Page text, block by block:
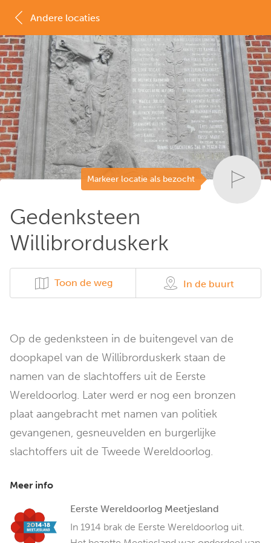
Markeer locatie als bezocht
Gedenksteen
Willibrorduskerk
Toon de weg In de buurt
Op de gedenksteen in de buitengevel van de
doopkapel van de Willibrorduskerk staan de
namen van de slachtoffers uit de Eerste
Wereldoorlog. Later werd er nog een bronzen
plaat aangebracht met namen van politiek
gevangenen, gesneuvelden en burgerlijke
slachtoffers uit de Tweede Wereldoorlog.
Meer info
Eerste Wereldoorlog Meetjesland
In 1914 brak de Eerste Wereldoorlog uit.
Andere locaties
MAP LIJST